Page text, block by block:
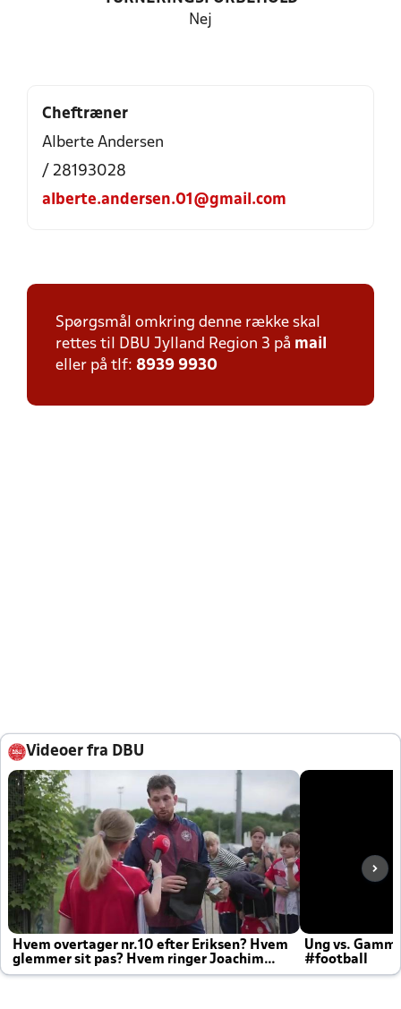
Nej
Cheftræner
Alberte Andersen
/ 28193028
alberte.andersen.01@gmail.com
Spørgsmål omkring denne række skal
rettes til DBU Jylland Region 3 på mail
eller på tlf: 8939 9930
Videoer fra DBU
Hvem overtager nr.10 efter Eriksen? Hvem
glemmer sit pas? Hvem ringer Joachim
altid til efter kampe?
Ung vs.
#football